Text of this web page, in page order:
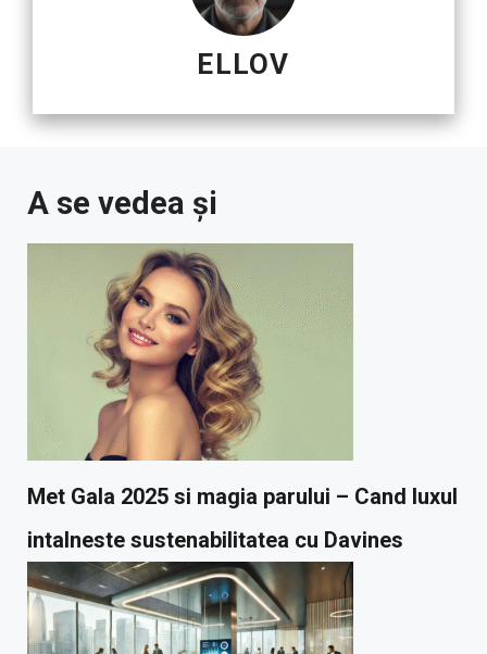
ELLOV
A se vedea și
Met Gala 2025 si magia parului – Cand luxul
intalneste sustenabilitatea cu Davines